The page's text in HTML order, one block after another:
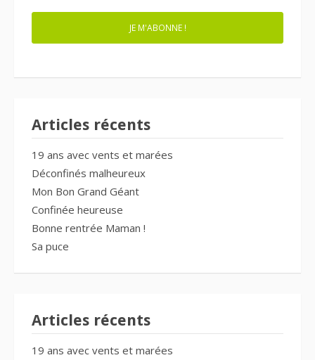
JE M'ABONNE !
Articles récents
19 ans avec vents et marées
Déconfinés malheureux
Mon Bon Grand Géant
Confinée heureuse
Bonne rentrée Maman !
Sa puce
Articles récents
19 ans avec vents et marées